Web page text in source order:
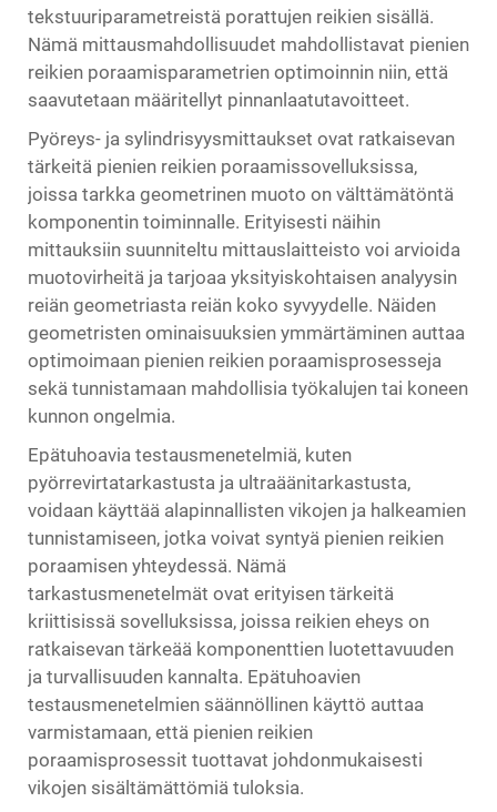
tekstuuriparametreistä porattujen reikien sisällä.
Nämä mittausmahdollisuudet mahdollistavat pienien
reikien poraamisparametrien optimoinnin niin, että
saavutetaan määritellyt pinnanlaatutavoitteet.
Pyöreys- ja sylindrisyysmittaukset ovat ratkaisevan
tärkeitä pienien reikien poraamissovelluksissa,
joissa tarkka geometrinen muoto on välttämätöntä
komponentin toiminnalle. Erityisesti näihin
mittauksiin suunniteltu mittauslaitteisto voi arvioida
muotovirheitä ja tarjoaa yksityiskohtaisen analyysin
reiän geometriasta reiän koko syvyydelle. Näiden
geometristen ominaisuuksien ymmärtäminen auttaa
optimoimaan pienien reikien poraamisprosesseja
sekä tunnistamaan mahdollisia työkalujen tai koneen
kunnon ongelmia.
Epätuhoavia testausmenetelmiä, kuten
pyörrevirtatarkastusta ja ultraäänitarkastusta,
voidaan käyttää alapinnallisten vikojen ja halkeamien
tunnistamiseen, jotka voivat syntyä pienien reikien
poraamisen yhteydessä. Nämä
tarkastusmenetelmät ovat erityisen tärkeitä
kriittisissä sovelluksissa, joissa reikien eheys on
ratkaisevan tärkeää komponenttien luotettavuuden
ja turvallisuuden kannalta. Epätuhoavien
testausmenetelmien säännöllinen käyttö auttaa
varmistamaan, että pienien reikien
poraamisprosessit tuottavat johdonmukaisesti
vikojen sisältämättömiä tuloksia.